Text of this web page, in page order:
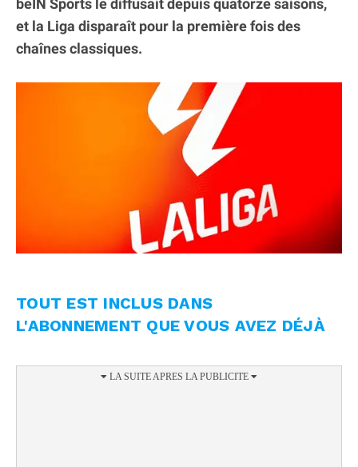
beIN Sports le diffusait depuis quatorze saisons,
et la Liga disparaît pour la première fois des
chaînes classiques.
TOUT EST INCLUS DANS
L'ABONNEMENT QUE VOUS AVEZ DÉJÀ